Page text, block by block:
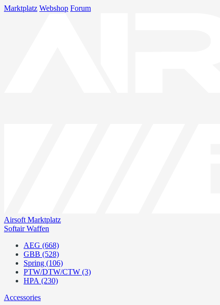
Marktplatz Webshop Forum
Airsoft Marktplatz
Softair Waffen
AEG (668)
GBB (528)
Spring (106)
PTW/DTW/CTW (3)
HPA (230)
Accessories